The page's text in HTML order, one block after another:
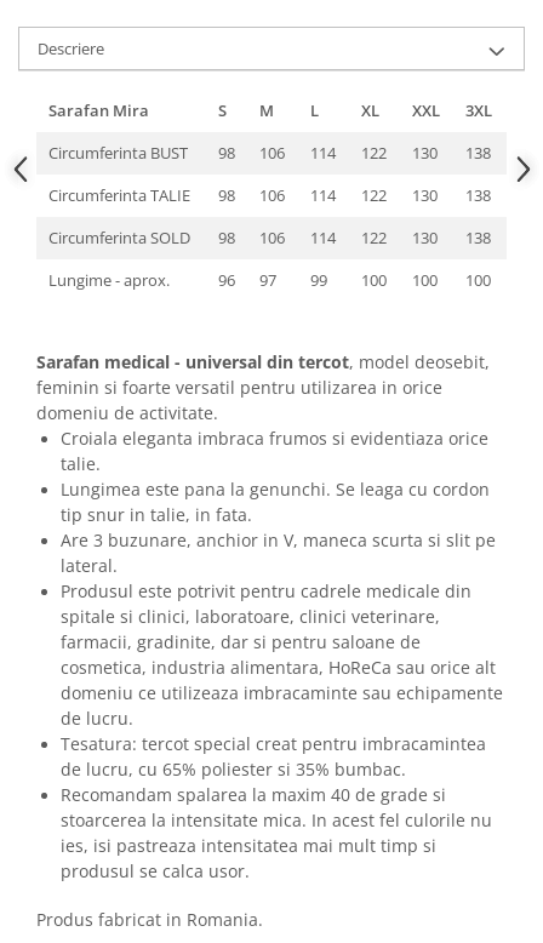
Descriere
Sarafan Mira S M L XL XXL
3XL
Circumferinta BUST
98 106 114 122 130
138
Circumferinta TALIE
98 106 114 122 130
138
Circumferinta SOLD
98 106 114 122 130
138
Lungime - aprox.
96 97 99 100 100 100
Sarafan medical - universal din tercot, model deosebit,
feminin si foarte versatil pentru utilizarea in orice
domeniu de activitate.
Croiala eleganta imbraca frumos si evidentiaza orice
talie.
Lungimea este pana la genunchi. Se leaga cu cordon
tip snur in talie, in fata.
Are 3 buzunare, anchior in V, maneca scurta si slit pe
lateral.
Produsul este potrivit pentru cadrele medicale din
spitale si clinici, laboratoare, clinici veterinare,
farmacii, gradinite, dar si pentru saloane de
cosmetica, industria alimentara, HoReCa sau orice alt
domeniu ce utilizeaza imbracaminte sau echipamente
de lucru.
Tesatura: tercot special creat pentru imbracamintea
de lucru, cu 65% poliester si 35% bumbac.
Recomandam spalarea la maxim 40 de grade si
stoarcerea la intensitate mica. In acest fel culorile nu
ies, isi pastreaza intensitatea mai mult timp si
produsul se calca usor.
Produs fabricat in Romania.